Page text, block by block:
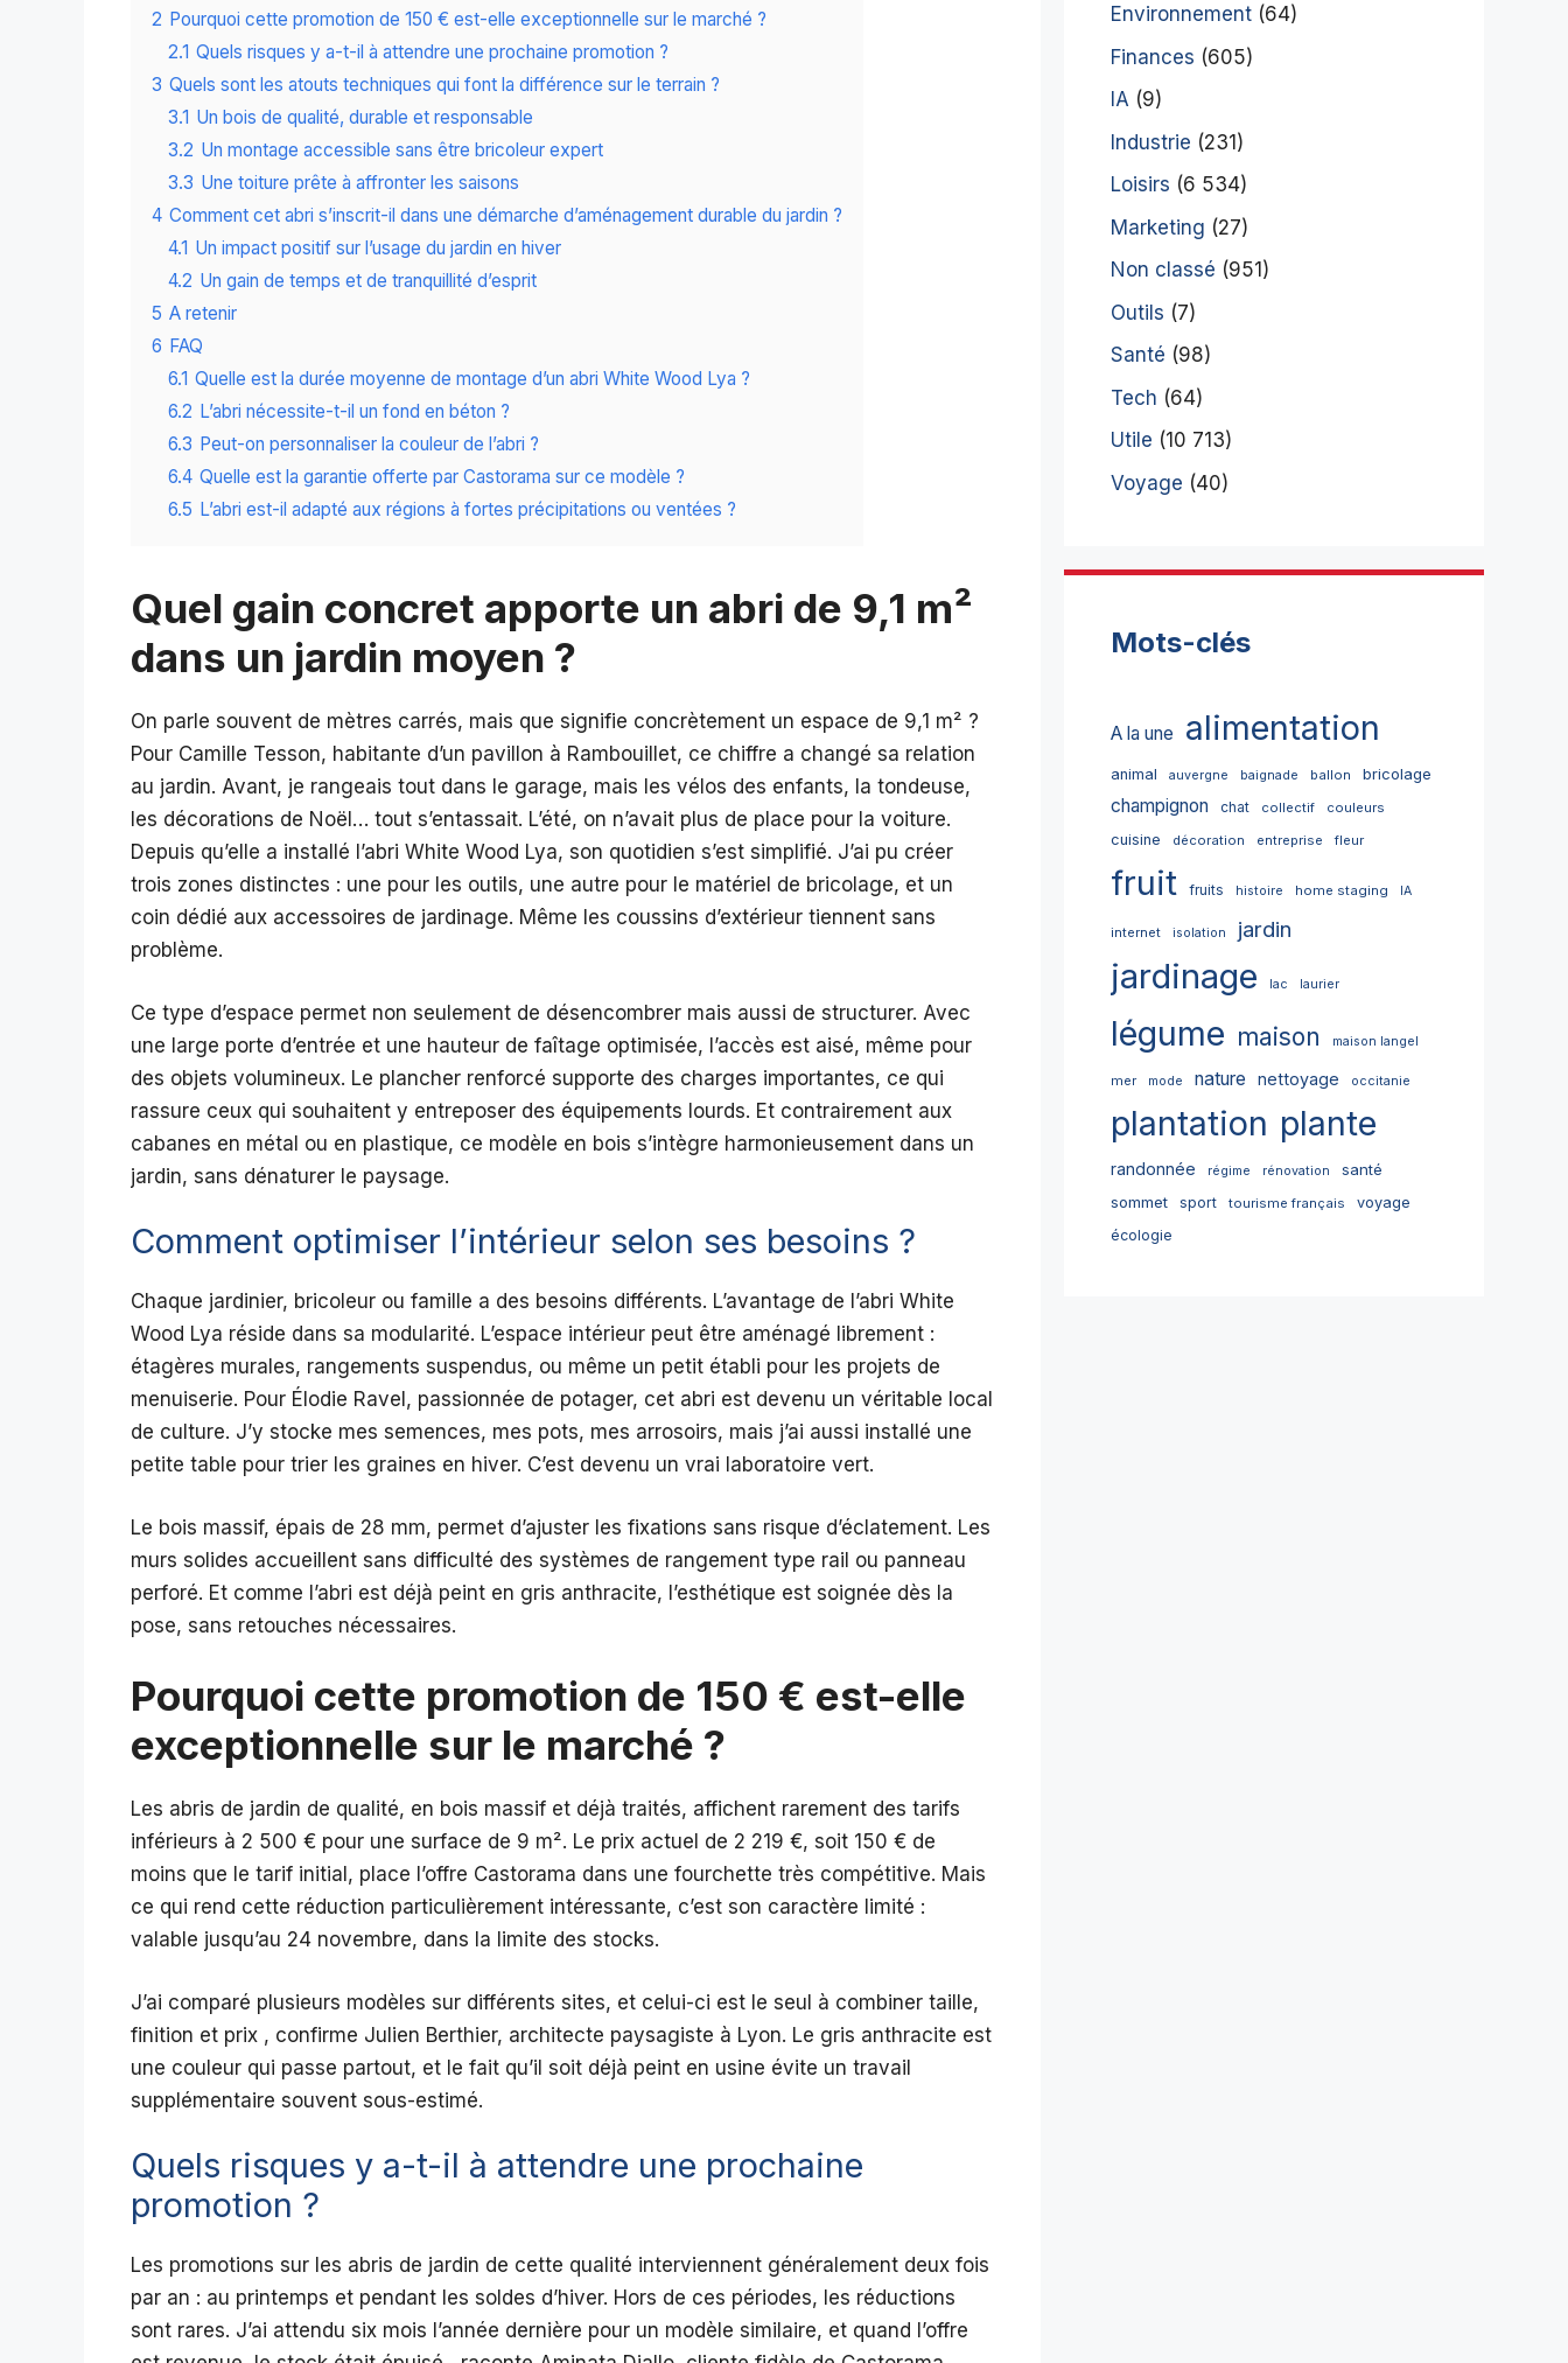
2 Pourquoi cette promotion de 150 € est-elle exceptionnelle sur le marché ?
2.1 Quels risques y a-t-il à attendre une prochaine promotion ?
3 Quels sont les atouts techniques qui font la différence sur le terrain ?
3.1 Un bois de qualité, durable et responsable
3.2 Un montage accessible sans être bricoleur expert
3.3 Une toiture prête à affronter les saisons
4 Comment cet abri s’inscrit-il dans une démarche d’aménagement durable du jardin ?
4.1 Un impact positif sur l’usage du jardin en hiver
4.2 Un gain de temps et de tranquillité d’esprit
5 A retenir
6 FAQ
6.1 Quelle est la durée moyenne de montage d’un abri White Wood Lya ?
6.2 L’abri nécessite-t-il un fond en béton ?
6.3 Peut-on personnaliser la couleur de l’abri ?
6.4 Quelle est la garantie offerte par Castorama sur ce modèle ?
6.5 L’abri est-il adapté aux régions à fortes précipitations ou ventées ?
Quel gain concret apporte un abri de 9,1 m²
dans un jardin moyen ?
On parle souvent de mètres carrés, mais que signifie concrètement un espace de 9,1 m² ?
Pour Camille Tesson, habitante d’un pavillon à Rambouillet, ce chiffre a changé sa relation
au jardin. Avant, je rangeais tout dans le garage, mais les vélos des enfants, la tondeuse,
les décorations de Noël… tout s’entassait. L’été, on n’avait plus de place pour la voiture.
Depuis qu’elle a installé l’abri White Wood Lya, son quotidien s’est simplifié. J’ai pu créer
trois zones distinctes : une pour les outils, une autre pour le matériel de bricolage, et un
coin dédié aux accessoires de jardinage. Même les coussins d’extérieur tiennent sans
problème.
Ce type d’espace permet non seulement de désencombrer mais aussi de structurer. Avec
une large porte d’entrée et une hauteur de faîtage optimisée, l’accès est aisé, même pour
des objets volumineux. Le plancher renforcé supporte des charges importantes, ce qui
rassure ceux qui souhaitent y entreposer des équipements lourds. Et contrairement aux
cabanes en métal ou en plastique, ce modèle en bois s’intègre harmonieusement dans un
jardin, sans dénaturer le paysage.
Comment optimiser l’intérieur selon ses besoins ?
Chaque jardinier, bricoleur ou famille a des besoins différents. L’avantage de l’abri White
Wood Lya réside dans sa modularité. L’espace intérieur peut être aménagé librement :
étagères murales, rangements suspendus, ou même un petit établi pour les projets de
menuiserie. Pour Élodie Ravel, passionnée de potager, cet abri est devenu un véritable local
de culture. J’y stocke mes semences, mes pots, mes arrosoirs, mais j’ai aussi installé une
petite table pour trier les graines en hiver. C’est devenu un vrai laboratoire vert.
Le bois massif, épais de 28 mm, permet d’ajuster les fixations sans risque d’éclatement. Les
murs solides accueillent sans difficulté des systèmes de rangement type rail ou panneau
perforé. Et comme l’abri est déjà peint en gris anthracite, l’esthétique est soignée dès la
pose, sans retouches nécessaires.
Pourquoi cette promotion de 150 € est-elle
exceptionnelle sur le marché ?
Les abris de jardin de qualité, en bois massif et déjà traités, affichent rarement des tarifs
inférieurs à 2 500 € pour une surface de 9 m². Le prix actuel de 2 219 €, soit 150 € de
moins que le tarif initial, place l’offre Castorama dans une fourchette très compétitive. Mais
ce qui rend cette réduction particulièrement intéressante, c’est son caractère limité :
valable jusqu’au 24 novembre, dans la limite des stocks.
J’ai comparé plusieurs modèles sur différents sites, et celui-ci est le seul à combiner taille,
finition et prix , confirme Julien Berthier, architecte paysagiste à Lyon. Le gris anthracite est
une couleur qui passe partout, et le fait qu’il soit déjà peint en usine évite un travail
supplémentaire souvent sous-estimé.
Quels risques y a-t-il à attendre une prochaine
promotion ?
Les promotions sur les abris de jardin de cette qualité interviennent généralement deux fois
par an : au printemps et pendant les soldes d’hiver. Hors de ces périodes, les réductions
sont rares. J’ai attendu six mois l’année dernière pour un modèle similaire, et quand l’offre
Environnement (64)
Finances (605)
IA (9)
Industrie (231)
Loisirs (6 534)
Marketing (27)
Non classé (951)
Outils (7)
Santé (98)
Tech (64)
Utile (10 713)
Voyage (40)
Mots-clés
A la une alimentation
animal auvergne baignade ballon bricolage
champignon chat collectif couleurs
cuisine décoration entreprise fleur
fruit fruits histoire home staging IA
internet isolation jardin
jardinage lac laurier
légume maison maison langel
mer mode nature nettoyage occitanie
plantation plante
randonnée régime rénovation
santé
sommet
sport tourisme français
voyage
écologie